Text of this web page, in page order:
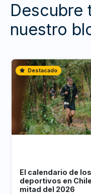
Descubre
nuestro
Destacado
El calendario de
deportivos en
mitad del 2026